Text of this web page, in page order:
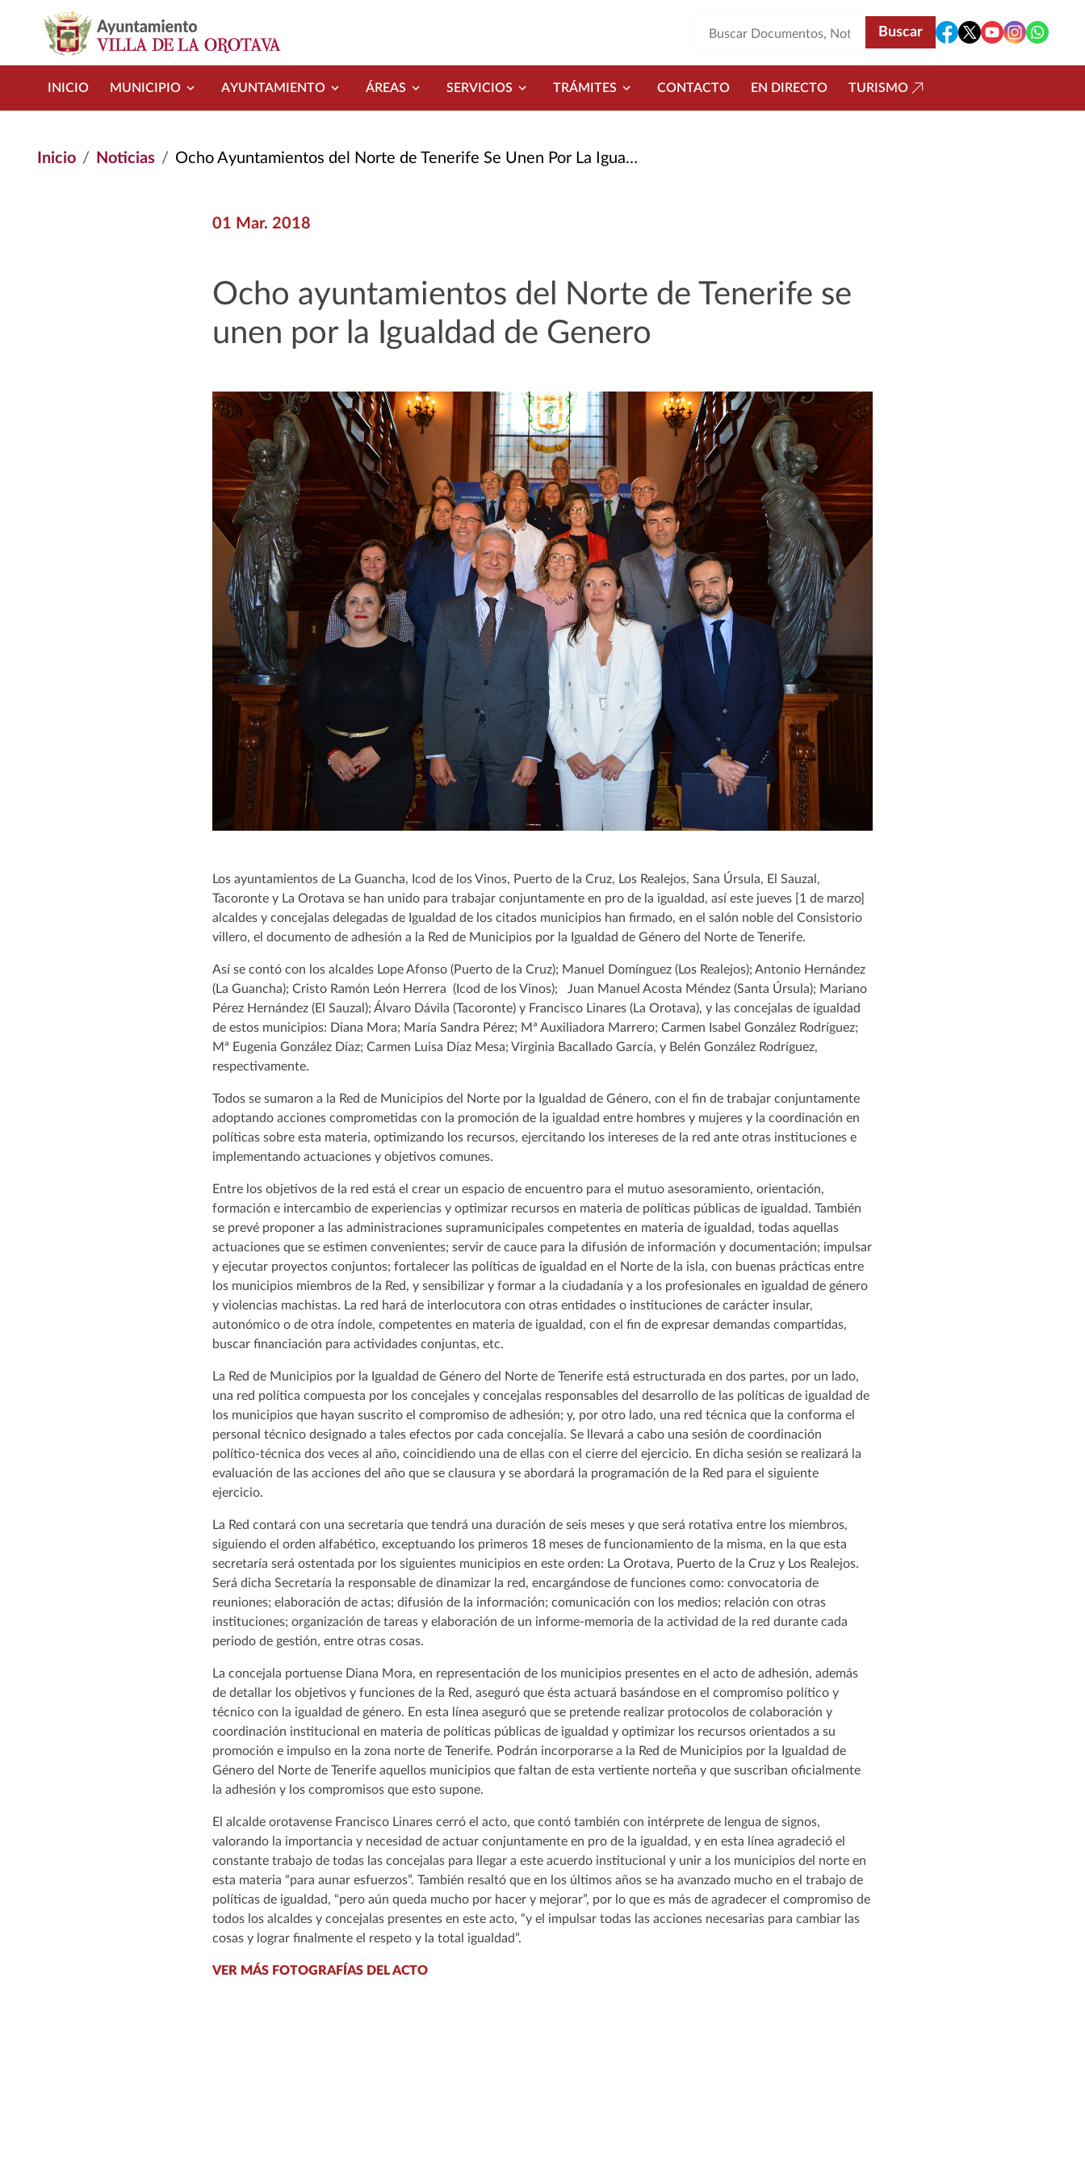
INICIO MUNICIPIO AYUNTAMIENTO ÁREAS SERVICIOS TRÁMITES CONTACTO EN DIRECTO TURISMO
Inicio Noticias Ocho Ayuntamientos del Norte de Tenerife Se Unen Por La Igualdad de Genero
01 Mar. 2018
Ocho ayuntamientos del Norte de Tenerife se
unen por la Igualdad de Genero
Los ayuntamientos de La Guancha, Icod de los Vinos, Puerto de la Cruz, Los Realejos, Sana Úrsula, El Sauzal,
Tacoronte y La Orotava se han unido para trabajar conjuntamente en pro de la igualdad, así este jueves [1 de marzo]
alcaldes y concejalas delegadas de Igualdad de los citados municipios han firmado, en el salón noble del Consistorio
villero, el documento de adhesión a la Red de Municipios por la Igualdad de Género del Norte de Tenerife.
Así se contó con los alcaldes Lope Afonso (Puerto de la Cruz); Manuel Domínguez (Los Realejos); Antonio Hernández
(La Guancha); Cristo Ramón León Herrera (Icod de los Vinos); Juan Manuel Acosta Méndez (Santa Úrsula); Mariano
Pérez Hernández (El Sauzal); Álvaro Dávila (Tacoronte) y Francisco Linares (La Orotava), y las concejalas de igualdad
de estos municipios: Diana Mora; María Sandra Pérez; Mª Auxiliadora Marrero; Carmen Isabel González Rodríguez;
Mª Eugenia González Díaz; Carmen Luisa Díaz Mesa; Virginia Bacallado García, y Belén González Rodríguez,
respectivamente.
Todos se sumaron a la Red de Municipios del Norte por la Igualdad de Género, con el fin de trabajar conjuntamente
adoptando acciones comprometidas con la promoción de la igualdad entre hombres y mujeres y la coordinación en
políticas sobre esta materia, optimizando los recursos, ejercitando los intereses de la red ante otras instituciones e
implementando actuaciones y objetivos comunes.
Entre los objetivos de la red está el crear un espacio de encuentro para el mutuo asesoramiento, orientación,
formación e intercambio de experiencias y optimizar recursos en materia de políticas públicas de igualdad. También
se prevé proponer a las administraciones supramunicipales competentes en materia de igualdad, todas aquellas
actuaciones que se estimen convenientes; servir de cauce para la difusión de información y documentación; impulsar
y ejecutar proyectos conjuntos; fortalecer las políticas de igualdad en el Norte de la isla, con buenas prácticas entre
los municipios miembros de la Red, y sensibilizar y formar a la ciudadanía y a los profesionales en igualdad de género
y violencias machistas. La red hará de interlocutora con otras entidades o instituciones de carácter insular,
autonómico o de otra índole, competentes en materia de igualdad, con el fin de expresar demandas compartidas,
buscar financiación para actividades conjuntas, etc.
La Red de Municipios por la Igualdad de Género del Norte de Tenerife está estructurada en dos partes, por un lado,
una red política compuesta por los concejales y concejalas responsables del desarrollo de las políticas de igualdad de
los municipios que hayan suscrito el compromiso de adhesión; y, por otro lado, una red técnica que la conforma el
personal técnico designado a tales efectos por cada concejalía. Se llevará a cabo una sesión de coordinación
político-técnica dos veces al año, coincidiendo una de ellas con el cierre del ejercicio. En dicha sesión se realizará la
evaluación de las acciones del año que se clausura y se abordará la programación de la Red para el siguiente
ejercicio.
La Red contará con una secretaría que tendrá una duración de seis meses y que será rotativa entre los miembros,
siguiendo el orden alfabético, exceptuando los primeros 18 meses de funcionamiento de la misma, en la que esta
secretaría será ostentada por los siguientes municipios en este orden: La Orotava, Puerto de la Cruz y Los Realejos.
Será dicha Secretaría la responsable de dinamizar la red, encargándose de funciones como: convocatoria de
reuniones; elaboración de actas; difusión de la información; comunicación con los medios; relación con otras
instituciones; organización de tareas y elaboración de un informe-memoria de la actividad de la red durante cada
periodo de gestión, entre otras cosas.
La concejala portuense Diana Mora, en representación de los municipios presentes en el acto de adhesión, además
de detallar los objetivos y funciones de la Red, aseguró que ésta actuará basándose en el compromiso político y
técnico con la igualdad de género. En esta línea aseguró que se pretende realizar protocolos de colaboración y
coordinación institucional en materia de políticas públicas de igualdad y optimizar los recursos orientados a su
promoción e impulso en la zona norte de Tenerife. Podrán incorporarse a la Red de Municipios por la Igualdad de
Género del Norte de Tenerife aquellos municipios que faltan de esta vertiente norteña y que suscriban oficialmente
la adhesión y los compromisos que esto supone.
El alcalde orotavense Francisco Linares cerró el acto, que contó también con intérprete de lengua de signos,
valorando la importancia y necesidad de actuar conjuntamente en pro de la igualdad, y en esta línea agradeció el
constante trabajo de todas las concejalas para llegar a este acuerdo institucional y unir a los municipios del norte en
esta materia “para aunar esfuerzos”. También resaltó que en los últimos años se ha avanzado mucho en el trabajo de
políticas de igualdad, “pero aún queda mucho por hacer y mejorar”, por lo que es más de agradecer el compromiso de
todos los alcaldes y concejalas presentes en este acto, “y el impulsar todas las acciones necesarias para cambiar las
cosas y lograr finalmente el respeto y la total igualdad”.
VER MÁS FOTOGRAFÍAS DEL ACTO